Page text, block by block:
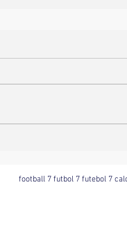
football 7 futbol 7 futebol 7